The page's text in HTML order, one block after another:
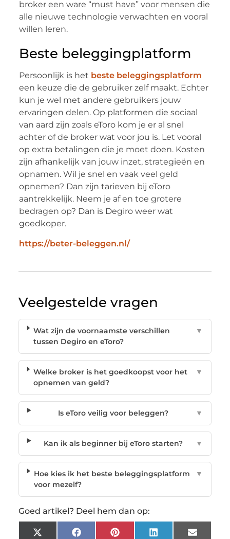
broker een ware “must have” voor mensen die
alle nieuwe technologie verwachten en vooral
willen leren.
Beste beleggingplatform
Persoonlijk is het beste beleggingsplatform
een keuze die de gebruiker zelf maakt. Echter
kun je wel met andere gebruikers jouw
ervaringen delen. Op platformen die sociaal
van aard zijn zoals eToro kom je er al snel
achter of de broker wat voor jou is. Let vooral
op extra betalingen die je moet doen. Kosten
zijn afhankelijk van jouw inzet, strategieën en
opnamen. Wil je snel en vaak veel geld
opnemen? Dan zijn tarieven bij eToro
aantrekkelijk. Neem je af en toe grotere
bedragen op? Dan is Degiro weer wat
goedkoper.
https://beter-beleggen.nl/
Veelgestelde vragen
Wat zijn de voornaamste verschillen
tussen Degiro en eToro?
▼
Welke broker is het goedkoopst voor het
opnemen van geld?
▼
Is eToro veilig voor beleggen? ▼
Kan ik als beginner bij eToro starten? ▼
Hoe kies ik het beste beleggingsplatform
voor mezelf?
▼
Goed artikel? Deel hem dan op:
X FacebookPinterest LinkedIn Email